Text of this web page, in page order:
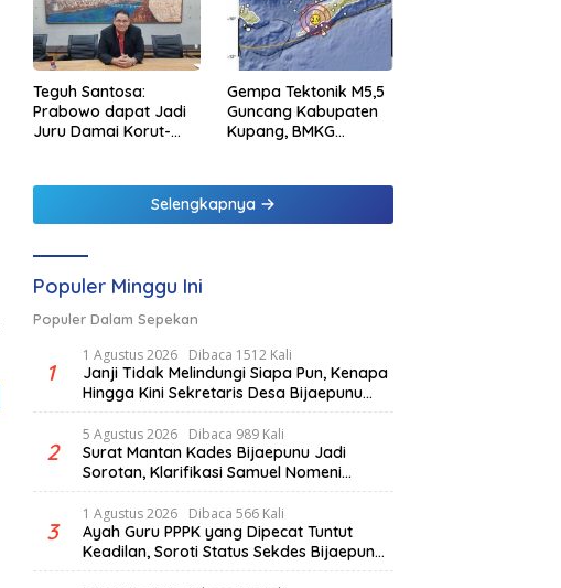
Teguh Santosa:
Prabowo dapat Jadi
Juru Damai Korut-
Gempa Tektonik M5,5
Guncang Kabupaten
Kupang, BMKG
Selengkapnya
Populer Minggu Ini
Populer Dalam Sepekan
1
1 Agustus 2026 Dibaca 1512 Kali
Janji Tidak Melindungi Siapa Pun, Kenapa
Hingga Kini Sekretaris Desa Bijaepunu
Masih Aktif. Berikut penjelasan Ketua
Komisi I DPRD TTS.
2
5 Agustus 2026 Dibaca 989 Kali
Surat Mantan Kades Bijaepunu Jadi
Sorotan, Klarifikasi Samuel Nomeni
Berbeda dengan Isi Dokumen yang
Beredar
3
1 Agustus 2026 Dibaca 566 Kali
Ayah Guru PPPK yang Dipecat Tuntut
Keadilan, Soroti Status Sekdes Bijaepunu
yang Masih Aktif Bekerja